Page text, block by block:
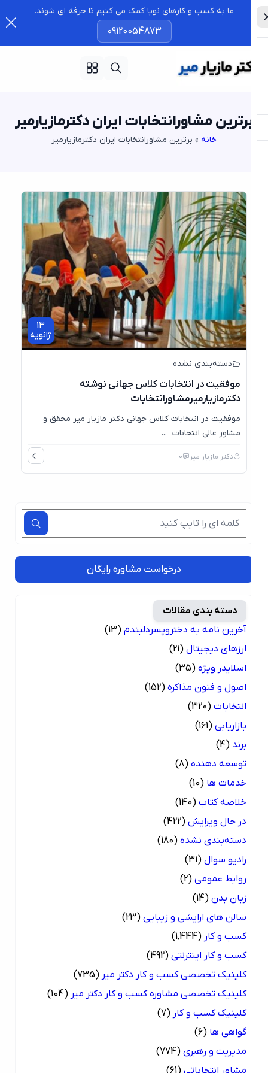
ما به کسب و کارهای نوپا کمک می کنیم تا حرفه ای شوند.
09120054873
مشاورانتخابات ایران دکترمازیارمیر
»برترین مشاورانتخابات ایران دکترمازیارمیر
13
ژانویه
دسته‌بندی نشده
موفقیت در انتخابات کلاس جهانی نوشته
دکترمازیارمیرمشاورانتخابات
موفقیت در انتخابات کلاس جهانی دکتر مازیار میر محقق و
مشاور عالی انتخابات ...
دکتر مازیار میر 0
درخواست مشاوره رایگان
دسته بندی مقالات
آخرین نامه به دختروپسردلبندم (13)
ارزهای دیجیتال (21)
اسلایدر ویژه (35)
اصول و فنون مذاکره (152)
انتخابات (320)
بازاریابی (161)
(4)
توسعه دهنده (8)
خدمات ها (10)
خلاصه کتاب (140)
در حال ویرایش (422)
دسته‌بندی نشده (180)
رادیو سوال (31)
روابط عمومی (2)
زبان بدن (14)
سالن های ارایشی و زیبایی (23)
کسب و کار (1,444)
کسب و کار اینترنتی (492)
کلینیک تخصصی کسب و کار دکتر میر (735)
کلینیک تخصصی مشاوره کسب و کار دکتر میر (104)
کلینیک کسب و کار (7)
گواهی ها (6)
مدیریت و رهبری (774)
مشاور انتخاباتی (61)